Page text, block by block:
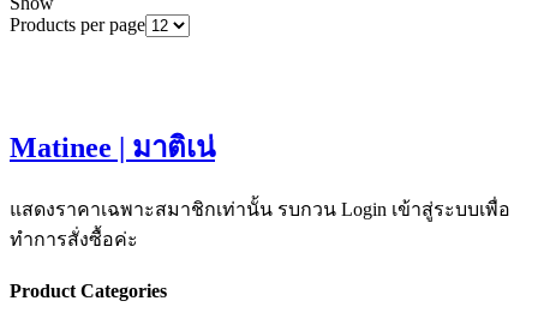
Products per page
Matinee | มาติเน่
แสดงราคาเฉพาะสมาชิกเท่านั้น รบกวน Login เข้าสู่ระบบเพื่อ
ทำการสั่งซื้อค่ะ
Product Categories